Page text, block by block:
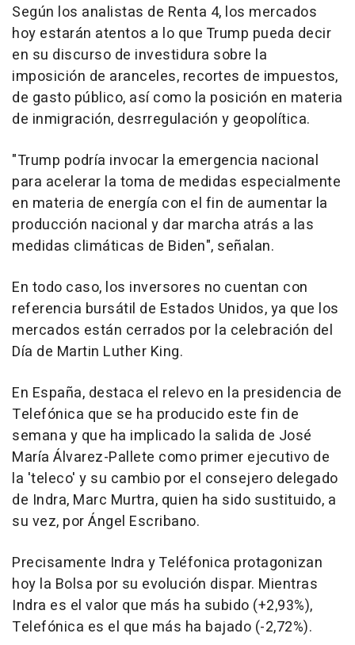
Según los analistas de Renta 4, los mercados
hoy estarán atentos a lo que Trump pueda decir
en su discurso de investidura sobre la
imposición de aranceles, recortes de impuestos,
de gasto público, así como la posición en materia
de inmigración, desrregulación y geopolítica.
"Trump podría invocar la emergencia nacional
para acelerar la toma de medidas especialmente
en materia de energía con el fin de aumentar la
producción nacional y dar marcha atrás a las
medidas climáticas de Biden", señalan.
En todo caso, los inversores no cuentan con
referencia bursátil de Estados Unidos, ya que los
mercados están cerrados por la celebración del
Día de Martin Luther King.
En España, destaca el relevo en la presidencia de
Telefónica que se ha producido este fin de
semana y que ha implicado la salida de José
María Álvarez-Pallete como primer ejecutivo de
la 'teleco' y su cambio por el consejero delegado
de Indra, Marc Murtra, quien ha sido sustituido, a
su vez, por Ángel Escribano.
Precisamente Indra y Teléfonica protagonizan
hoy la Bolsa por su evolución dispar. Mientras
Indra es el valor que más ha subido (+2,93%),
Telefónica es el que más ha bajado (-2,72%).